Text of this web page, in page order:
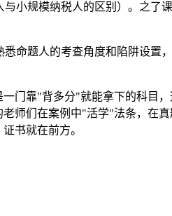
小规模纳税人的区别）。之了
悉命题人的考查角度和陷阱设
门靠"背多分"就能拿下的科目
师们在案例中"活学"法条，在真
书就在前方。